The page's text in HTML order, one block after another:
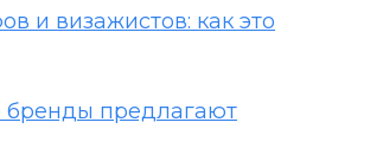
и визажистов: как это
бренды предлагают